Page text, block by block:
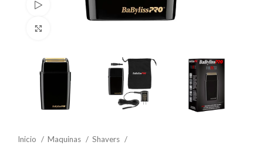
Watch video
Inicio Maquinas
Shavers